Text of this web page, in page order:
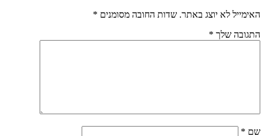
האימייל לא יוצג באתר. שדות החובה מסומנים *
התגובה שלך *
שם *